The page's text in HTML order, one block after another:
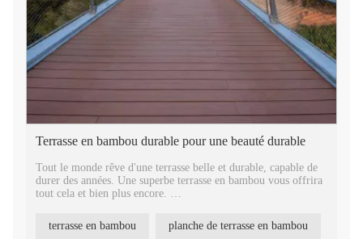
Terrasse en bambou durable pour une beauté durable
Tout le monde rêve d'une terrasse belle et durable, capable de
durer des années. Une superbe terrasse en bambou vous offrira
tout cela et bien plus encore.
pour l'espace de vie extérieur, et une solution intelligente pour
votre projet durable.
terrasse en bambou planche de terrasse en bambou